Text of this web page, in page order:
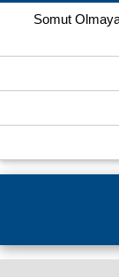
Somut